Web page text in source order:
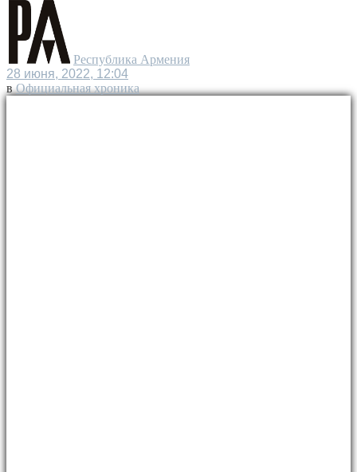
Республика Армения
28 июня, 2022, 12:04
в Официальная хроника